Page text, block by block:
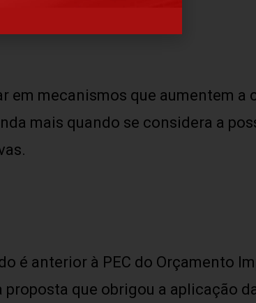
em mecanismos que aumentem a
mais quando se considera a
é anterior à PEC do Orçamento
que obrigou a aplicação